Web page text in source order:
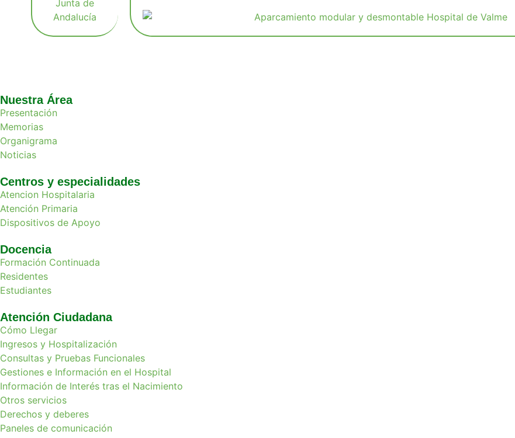
Nuestra Área
Presentación
Memorias
Organigrama
Noticias
Centros y especialidades
Atencion Hospitalaria
Atención Primaria
Dispositivos de Apoyo
Docencia
Formación Continuada
Residentes
Estudiantes
Atención Ciudadana
Cómo Llegar
Ingresos y Hospitalización
Consultas y Pruebas Funcionales
Gestiones e Información en el Hospital
Información de Interés tras el Nacimiento
Otros servicios
Derechos y deberes
Paneles de comunicación